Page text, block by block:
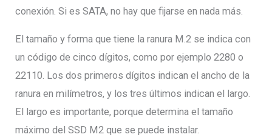
conexión. Si es SATA, no hay que fijarse en nada más.
El tamaño y forma que tiene la ranura M.2 se indica con
un código de cinco dígitos, como por ejemplo 2280 o
22110. Los dos primeros dígitos indican el ancho de la
ranura en milímetros, y los tres últimos indican el largo.
El largo es importante, porque determina el tamaño
máximo del SSD M2 que se puede instalar.